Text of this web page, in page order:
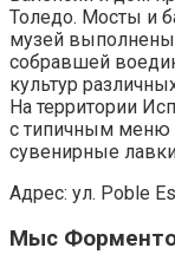
Толедо. Мосты и
музей выполнены
собравшей
культур
На территории
с типичным меню
сувенирные
Адрес: ул. Poble
Мыс